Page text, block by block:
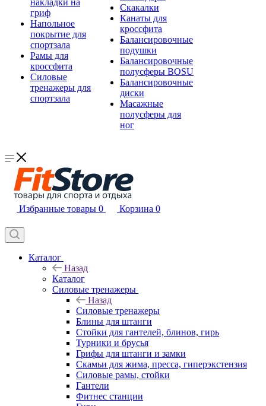
накладки на
гриф
Напольное
покрытие для
спортзала
Рамы для
кроссфита
Силовые
тренажеры для
спортзала
Скакалки
Канаты для
кроссфита
Балансировочные
подушки
Балансировочные
полусферы BOSU
Балансировочные
диски
Масажные
полусферы для
ног
Избранные товары 0 Корзина 0
Каталог
Назад
Каталог
Силовые тренажеры
Назад
Силовые тренажеры
Блины для штанги
Стойки для гантелей, блинов, гирь
Турники и брусья
Грифы для штанги и замки
Скамьи для жима, пресса, гиперэкстензия
Силовые рамы, стойки
Гантели
Фитнес станции